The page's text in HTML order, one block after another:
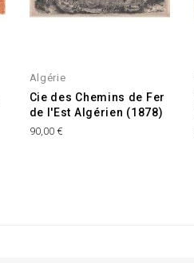
Algérie
Cie des Chemins de Fer
de l'Est Algérien (1878)
90,00 €